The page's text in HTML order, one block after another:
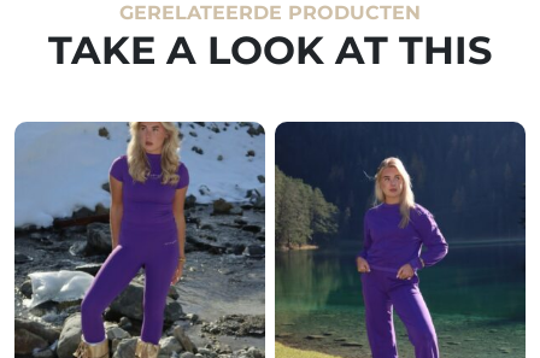
GERELATEERDE PRODUCTEN
TAKE A LOOK AT THIS